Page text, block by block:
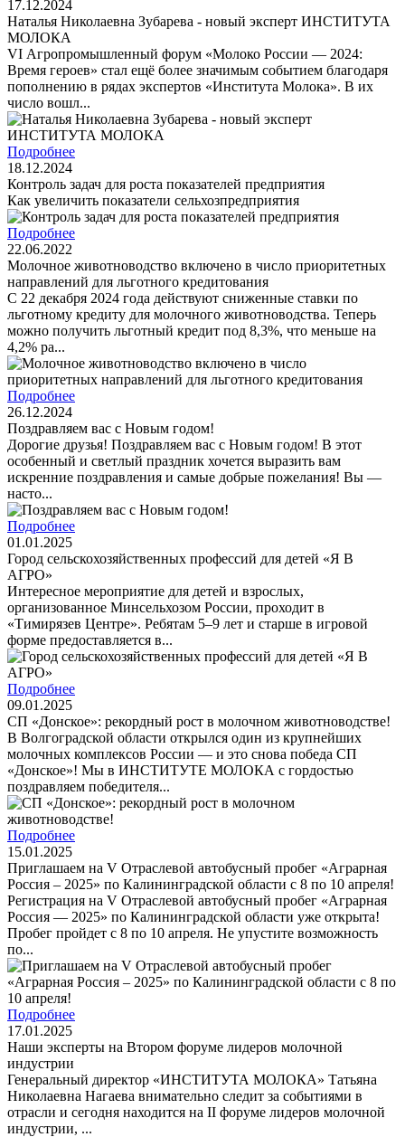
17.12.2024
Наталья Николаевна Зубарева - новый эксперт ИНСТИТУТА
МОЛОКА
VI Агропромышленный форум «Молоко России — 2024:
Время героев» стал ещё более значимым событием благодаря
пополнению в рядах экспертов «Института Молока». В их
число вошл...
Подробнее
18.12.2024
Контроль задач для роста показателей предприятия
Как увеличить показатели сельхозпредприятия
Подробнее
22.06.2022
Молочное животноводство включено в число приоритетных
направлений для льготного кредитования
С 22 декабря 2024 года действуют сниженные ставки по
льготному кредиту для молочного животноводства. Теперь
можно получить льготный кредит под 8,3%, что меньше на
4,2% ра...
Подробнее
26.12.2024
Поздравляем вас с Новым годом!
Дорогие друзья! Поздравляем вас с Новым годом! В этот
особенный и светлый праздник хочется выразить вам
искренние поздравления и самые добрые пожелания! Вы —
насто...
Подробнее
01.01.2025
Город сельскохозяйственных профессий для детей «Я В
АГРО»
Интересное мероприятие для детей и взрослых,
организованное Минсельхозом России, проходит в
«Тимирязев Центре». Ребятам 5–9 лет и старше в игровой
форме предоставляется в...
Подробнее
09.01.2025
СП «Донское»: рекордный рост в молочном животноводстве!
В Волгоградской области открылся один из крупнейших
молочных комплексов России — и это снова победа СП
«Донское»! Мы в ИНСТИТУТЕ МОЛОКА с гордостью
поздравляем победителя...
Подробнее
15.01.2025
Приглашаем на V Отраслевой автобусный пробег «Аграрная
Россия – 2025» по Калининградской области с 8 по 10 апреля!
Регистрация на V Отраслевой автобусный пробег «Аграрная
Россия — 2025» по Калининградской области уже открыта!
Пробег пройдет с 8 по 10 апреля. Не упустите возможность
по...
Подробнее
17.01.2025
Наши эксперты на Втором форуме лидеров молочной
индустрии
Генеральный директор «ИНСТИТУТА МОЛОКА» Татьяна
Николаевна Нагаева внимательно следит за событиями в
отрасли и сегодня находится на II форуме лидеров молочной
индустрии, ...